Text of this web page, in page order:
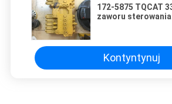
172-5875 TQCAT
zaworu sterowania
Budowa Rozbiórka
Kontyntynuj